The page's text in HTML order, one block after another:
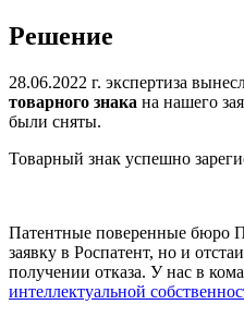
Решение
28.06.2022 г. экспертиза
товарного знака на нашего
были сняты.
Товарный знак успешно
Патентные поверенные бюро
заявку в Роспатент, но и
получении отказа. У нас в
интеллектуальной